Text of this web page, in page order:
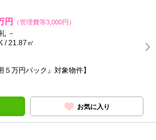
円 （管理費等3,000円）
－
/ 21.87㎡
５万円パック』対象物件】
お気に入り